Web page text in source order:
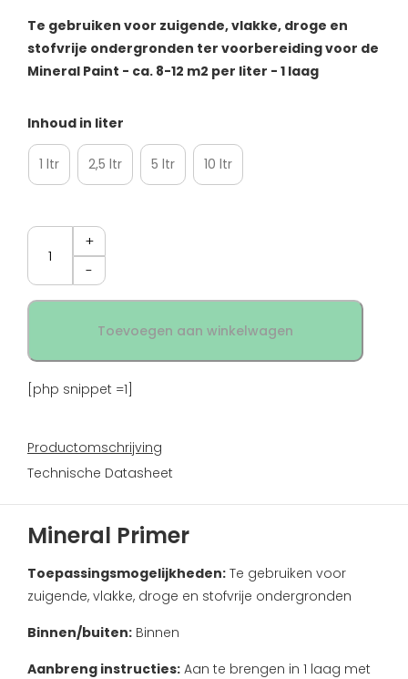
Cadeaubon
Verzending & Retourneren
About us
Technische Datasheet
Te gebruiken voor zuigende, vlakke, droge en
stofvrije ondergronden ter voorbereiding voor de
Mineral Paint - ca. 8-12 m2 per liter - 1 laag
tot
€140.00
Inhoud in liter
1 ltr 2,5 ltr 5 ltr 10 ltr
Aantal
Toevoegen aan winkelwagen
[php snippet =1]
Productomschrijving
Technische Datasheet
Mineral Primer
Toepassingsmogelijkheden: Te gebruiken voor
zuigende, vlakke, droge en stofvrije ondergronden
Binnen/buiten: Binnen
Aanbreng instructies: Aan te brengen in 1 laag met